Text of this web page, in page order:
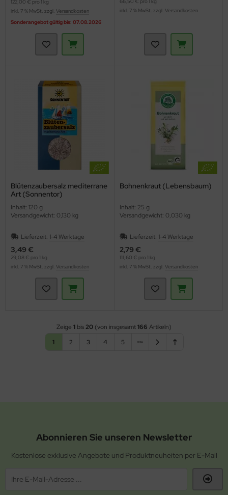
122,00 € pro 1 kg
inkl. 7 % MwSt. zzgl. Versandkosten
Sonderangebot gültig bis: 07.08.2026
inkl. 7 % MwSt. zzgl. Versandkosten
Blütenzaubersalz mediterrane
Art (Sonnentor)
Inhalt: 120 g
Versandgewicht: 0,130 kg
Lieferzeit: 1-4 Werktage
3,49 €
29,08 € pro 1 kg
inkl. 7 % MwSt. zzgl. Versandkosten
Bohnenkraut (Lebensbaum)
Inhalt: 25 g
Versandgewicht: 0,030 kg
Lieferzeit: 1-4 Werktage
2,79 €
111,60 € pro 1 kg
inkl. 7 % MwSt. zzgl. Versandkosten
Zeige 1 bis20 (von insgesamt166 Artikeln)
1
2 3 4 5
Abonnieren Sie unseren Newsletter
Kostenlose exklusive Angebote und Produktneuheiten per E-Mail